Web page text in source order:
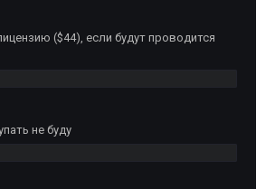
($44), если будут проводится
не буду